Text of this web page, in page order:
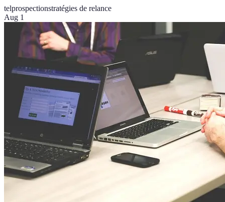
telprospectionstratégies de relance
Aug 1